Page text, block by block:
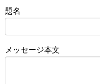
題名
メッセージ本文